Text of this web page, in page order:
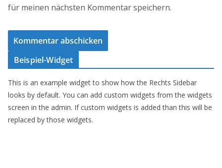
für meinen nächsten Kommentar speichern.
Beispiel-Widget
This is an example widget to show how the Rechts Sidebar
looks by default. You can add custom widgets from the widgets
screen in the admin. If custom widgets is added than this will be
replaced by those widgets.